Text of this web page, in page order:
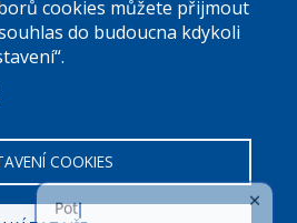
13.00-18.00
CZ00063894
cookies můžete přijmout
do budoucna kdykoli
COOKIES